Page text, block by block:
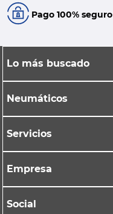
Pago 100% seguro
Lo más buscado
Neumáticos
Servicios
Empresa
Social